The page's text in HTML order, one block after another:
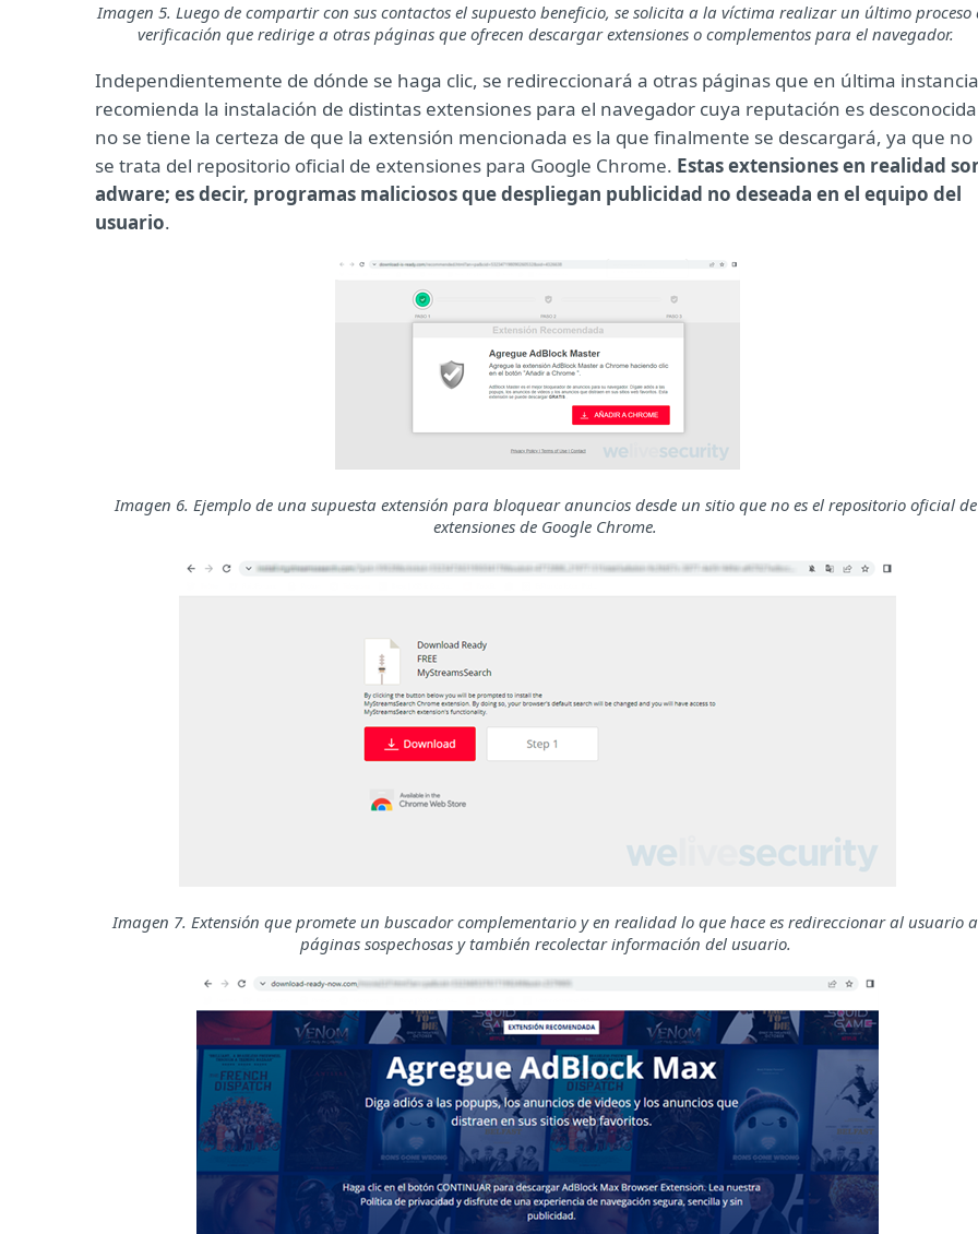
Imagen 5. Luego de compartir con sus contactos el supuesto beneficio, se solicita a la víctima realizar un último proceso
verificación que redirige a otras páginas que ofrecen descargar extensiones o complementos para el navegador.
Independientemente de dónde se haga clic, se redireccionará a otras páginas que en última instancia
recomienda la instalación de distintas extensiones para el navegador cuya reputación es
no se tiene la certeza de que la extensión mencionada es la que finalmente se descargará, ya que no
se trata del repositorio oficial de extensiones para Google Chrome. Estas extensiones en realidad
adware; es decir, programas maliciosos que despliegan publicidad no deseada en el equipo del
usuario.
Imagen 6. Ejemplo de una supuesta extensión para bloquear anuncios desde un sitio que no es el repositorio oficial de
extensiones de Google Chrome.
Imagen 7. Extensión que promete un buscador complementario y en realidad lo que hace es redireccionar al usuario a
páginas sospechosas y también recolectar información del usuario.